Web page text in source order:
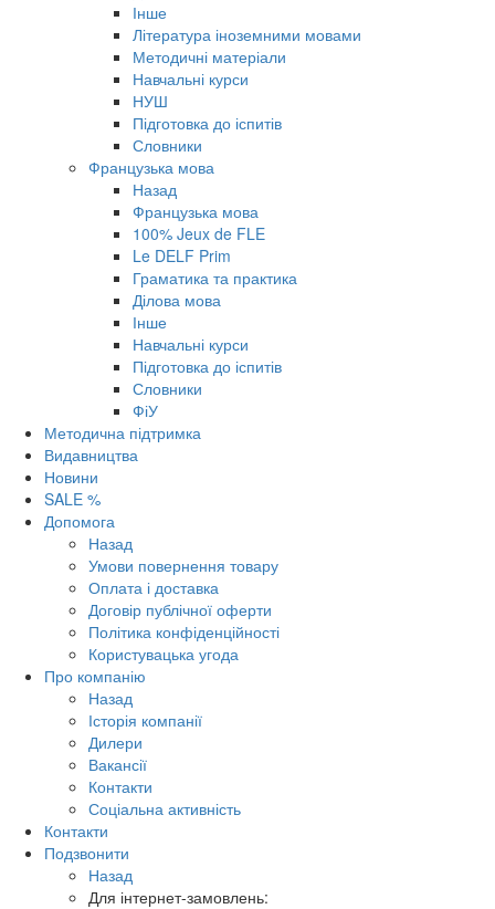
Інше
Література іноземними мовами
Методичні матеріали
Навчальні курси
НУШ
Підготовка до іспитів
Словники
Французька мова
Назад
Французька мова
100% Jeux de FLE
Le DELF Prim
Граматика та практика
Ділова мова
Інше
Навчальні курси
Підготовка до іспитів
Словники
ФіУ
Методична підтримка
Видавництва
Новини
SALE %
Допомога
Назад
Умови повернення товару
Оплата і доставка
Договір публічної оферти
Політика конфіденційності
Користувацька угода
Про компанію
Назад
Історія компанії
Дилери
Вакансії
Контакти
Соціальна активність
Контакти
Подзвонити
Назад
Для інтернет-замовлень: